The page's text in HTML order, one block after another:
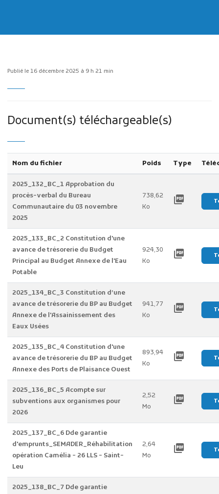
Plans d'accès
Publié le 16 décembre 2025 à 9 h 21 min
Document(s) téléchargeable(s)
Nom du fichier Poids Type
2025_132_BC_1 Approbation du
procès-verbal du Bureau
Communautaire du 03 novembre
2025
738,62
Ko
picture_as_pdf
2025_133_BC_2 Constitution d'une
avance de trésorerie du Budget
Principal au Budget Annexe de l'Eau
Potable
924,30
Ko
picture_as_pdf
2025_134_BC_3 Constitution d’une
avance de trésorerie du BP au Budget
Annexe de l'Assainissement des
Eaux Usées
941,77
Ko
picture_as_pdf
2025_135_BC_4 Constitution d'une
avance de trésorerie du BP au Budget
Annexe des Ports de Plaisance Ouest
893,94
Ko
picture_as_pdf
2025_136_BC_5 Acompte sur
subventions aux organismes pour
2026
2,52
Mo
picture_as_pdf
2025_137_BC_6 Dde garantie
d'emprunts_SEMADER_Réhabilitation
opération Camélia - 26 LLS - Saint-
Leu
2,64
Mo
picture_as_pdf
2025_138_BC_7 Dde garantie